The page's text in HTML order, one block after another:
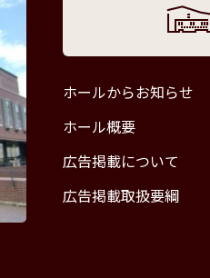
ホールからお知らせ
ホール概要
広告掲載について
広告掲載取扱要綱